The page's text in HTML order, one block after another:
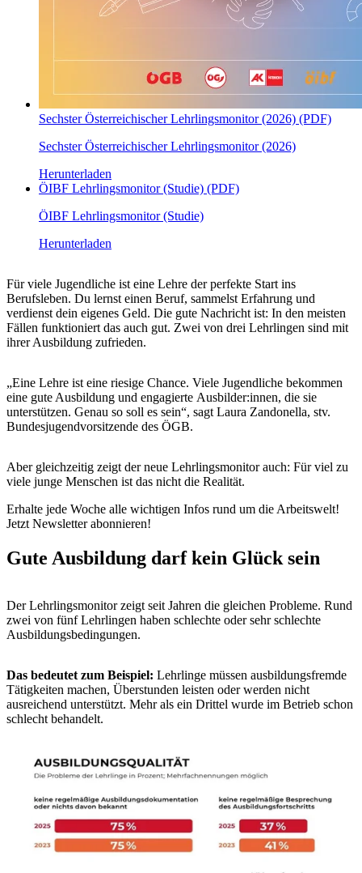
Sechster Österreichischer Lehrlingsmonitor (2026) (PDF)
Sechster Österreichischer Lehrlingsmonitor (2026)
Herunterladen
ÖIBF Lehrlingsmonitor (Studie) (PDF)
ÖIBF Lehrlingsmonitor (Studie)
Herunterladen
Für viele Jugendliche ist eine Lehre der perfekte Start ins
Berufsleben. Du lernst einen Beruf, sammelst Erfahrung und
verdienst dein eigenes Geld. Die gute Nachricht ist: In den meisten
Fällen funktioniert das auch gut. Zwei von drei Lehrlingen sind mit
ihrer Ausbildung zufrieden.
„Eine Lehre ist eine riesige Chance. Viele Jugendliche bekommen
eine gute Ausbildung und engagierte Ausbilder:innen, die sie
unterstützen. Genau so soll es sein“, sagt Laura Zandonella, stv.
Bundesjugendvorsitzende des ÖGB.
Aber gleichzeitig zeigt der neue Lehrlingsmonitor auch: Für viel zu
viele junge Menschen ist das nicht die Realität.
Erhalte jede Woche alle wichtigen Infos rund um die Arbeitswelt!
Jetzt Newsletter abonnieren!
Gute Ausbildung darf kein Glück sein
Der Lehrlingsmonitor zeigt seit Jahren die gleichen Probleme. Rund
zwei von fünf Lehrlingen haben schlechte oder sehr schlechte
Ausbildungsbedingungen.
Das bedeutet zum Beispiel: Lehrlinge müssen ausbildungsfremde
Tätigkeiten machen, Überstunden leisten oder werden nicht
ausreichend unterstützt. Mehr als ein Drittel wurde im Betrieb schon
schlecht behandelt.